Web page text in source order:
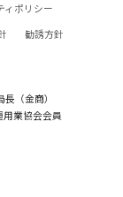
ィポリシー
勧誘方針
（金商）
用業協会会員